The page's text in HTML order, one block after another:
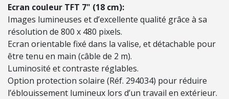
R
O
P
O
R
T
A
T
Ecran couleur TFT 7" (18 cm):
Images lumineuses et d’excellente qualité grâce à sa
résolution de 800 x 480 pixels.
Ecran orientable fixé dans la valise, et détachable pour
être tenu en main (câble de 2 m).
Luminosité et contraste réglables.
Option protection solaire (Réf. 294034) pour réduire
l’éblouissement lumineux lors d’un travail en extérieur.